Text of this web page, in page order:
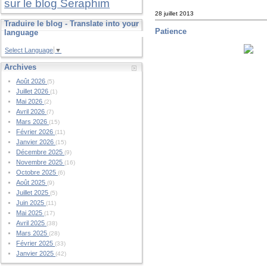
sur le blog Seraphim
Traduire le blog - Translate into your
language
Select Language ▼
Archives
Août 2026(5)
Juillet 2026(1)
Mai 2026(2)
Avril 2026(7)
Mars 2026(15)
Février 2026(11)
Janvier 2026(15)
Décembre 2025(9)
Novembre 2025(16)
Octobre 2025(6)
Août 2025(9)
Juillet 2025(5)
Juin 2025(11)
Mai 2025(17)
Avril 2025(38)
Mars 2025(28)
Février 2025(33)
Janvier 2025(42)
28 juillet 2013
Patience